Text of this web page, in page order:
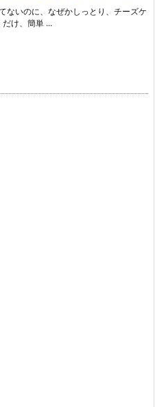
ないのに、なぜかしっとり、チーズケ
け、簡単 ...